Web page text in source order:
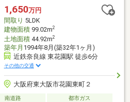
1,650万円
間取り 5LDK
建物面積99.02m2
土地面積44.92m2
築年月 1994年8月(築32年1ヶ月)
近鉄奈良線 東花園駅 徒歩6分
その他の交通
大阪府東大阪市花園東町２
南道路
都市ガス